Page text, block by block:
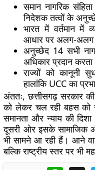
समान नागरिक
निदेशक तत्वों के
भारत में वर्तमान में
आधार पर अलग-अलग
अनुच्छेद 14 सभी
अधिकार प्रदान करता
राज्यों को कानूनी
हालांकि UCC का
अंततः, छत्तीसगढ़ सरकार
को लेकर चल रही बहस
समानता और न्याय की
दूसरी ओर इसके सामाजिक
भी सामने आ रही हैं। आने
बल्कि राष्ट्रीय स्तर पर भी